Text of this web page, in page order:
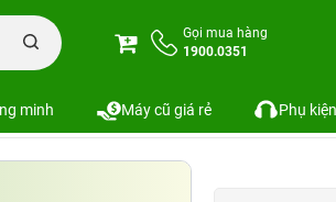
Gọi mua hàng
1900.0351
minh Máy cũ giá rẻ Phụ kiện
UE10054BK
UE10054BK